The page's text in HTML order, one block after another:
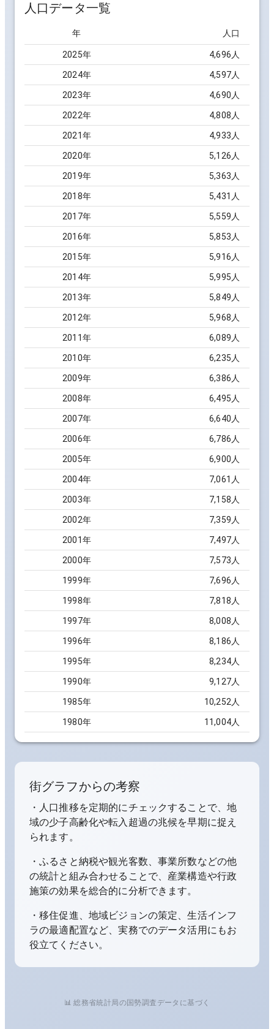
人口データ一覧
年 人口
2025年 4,696 人
2024年 4,597人
2023年 4,690 人
2022年 4,808 人
2021年 4,933 人
2020年 5,126 人
2019年 5,363 人
2018年 5,431 人
2017年 5,559 人
2016年 5,853 人
2015年 5,916 人
2014年 5,995 人
2013年 5,849 人
2012年 5,968 人
2011年 6,089 人
2010年 6,235 人
2009年 6,386 人
2008年 6,495 人
2007年 6,640 人
2006年 6,786 人
2005年 6,900 人
2004年 7,061 人
2003年 7,158 人
2002年 7,359 人
2001年 7,497人
2000年 7,573 人
1999年 7,696 人
1998年 7,818 人
1997年 8,008 人
1996年 8,186 人
1995年 8,234人
1990年 9,127人
1985年 10,252 人
1980年 11,004人
街グラフからの考察
・人口推移を定期的にチェックすることで、地
域の少子高齢化や転入超過の兆候を早期に捉え
られます。
・ふるさと納税や観光客数、事業所数などの他
の統計と組み合わせることで、産業構造や行政
施策の効果を総合的に分析できます。
・移住促進、地域ビジョンの策定、生活インフ
ラの最適配置など、実務でのデータ活用にもお
役立てください。
📊 総務省統計局の国勢調査データに基づく